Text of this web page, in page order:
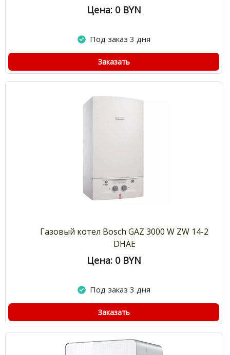
Цена: 0 BYN
Под заказ 3 дня
Заказать
Газовый котел Bosch GAZ 3000 W ZW 14-2
DHAE
Цена: 0 BYN
Под заказ 3 дня
Заказать